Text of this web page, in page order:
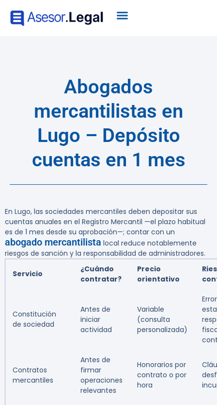
Abogados
mercantilistas en
Lugo – Depósito
cuentas en 1 mes
En Lugo, las sociedades mercantiles deben depositar sus
cuentas anuales en el Registro Mercantil —el plazo habitual
es de 1 mes desde su aprobación—; contar con un
abogado mercantilista local reduce notablemente
riesgos de sanción y la responsabilidad de administradores.
Servicio
¿Cuándo
contratar?
Precio
orientativo
Constitución
de sociedad
Antes de
iniciar
actividad
Variable
(consulta
personalizada)
Contratos
mercantiles
Antes de
firmar
operaciones
relevantes
Honorarios por
contrato o por
hora